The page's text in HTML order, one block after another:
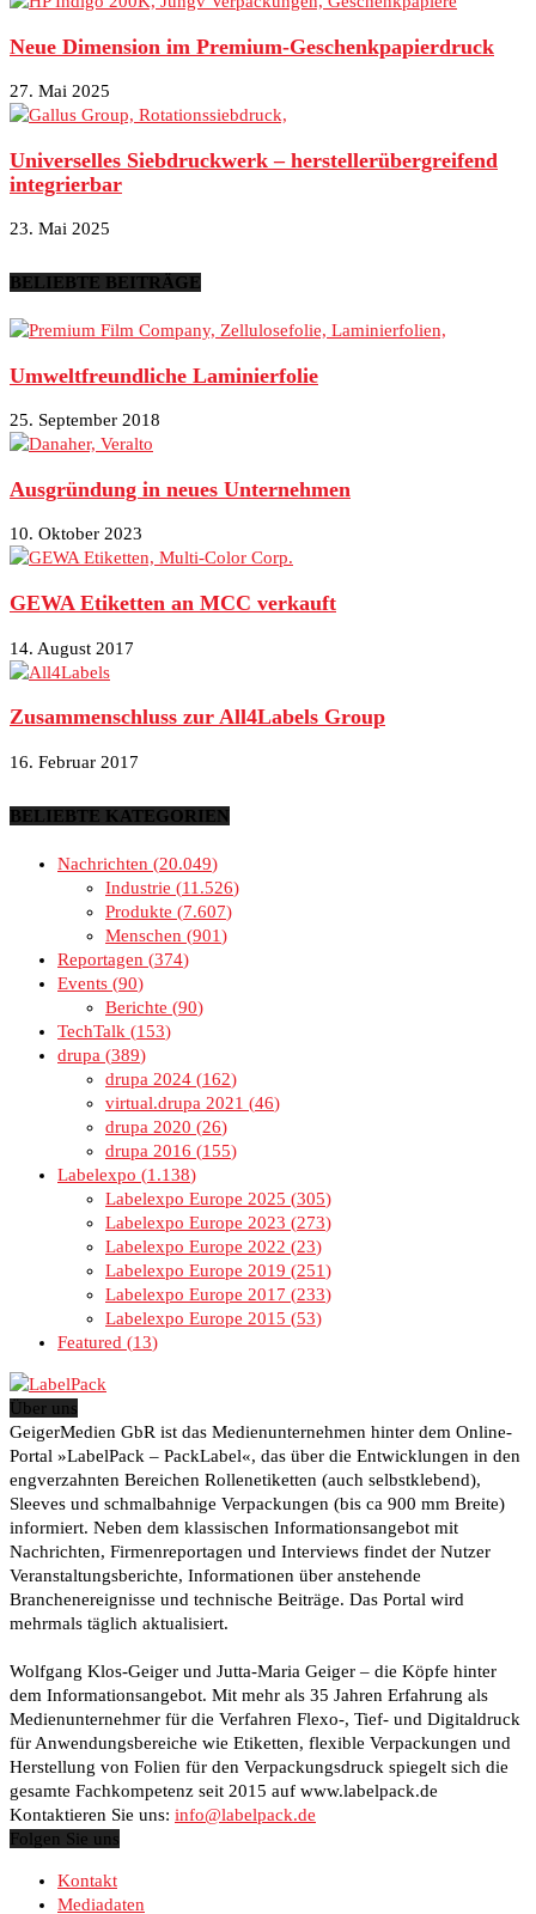
Neue Dimension im Premium-Geschenkpapierdruck
27. Mai 2025
Universelles Siebdruckwerk – herstellerübergreifend
integrierbar
23. Mai 2025
BELIEBTE BEITRÄGE
Umweltfreundliche Laminierfolie
25. September 2018
Ausgründung in neues Unternehmen
10. Oktober 2023
GEWA Etiketten an MCC verkauft
14. August 2017
Zusammenschluss zur All4Labels Group
16. Februar 2017
BELIEBTE KATEGORIEN
Nachrichten
20.049
Industrie
11.526
Produkte
7.607
Menschen
901
Reportagen
374
Events 90
Berichte
90
TechTalk
153
drupa
389
drupa 2024
162
virtual.drupa 2021
46
drupa 2020
26
drupa 2016
155
Labelexpo
1.138
Labelexpo Europe 2025
305
Labelexpo Europe 2023
273
Labelexpo Europe 2022
23
Labelexpo Europe 2019
251
Labelexpo Europe 2017
233
Labelexpo Europe 2015
53
Featured
13
Über uns
GeigerMedien GbR ist das Medienunternehmen hinter dem Online-
Portal »LabelPack – PackLabel«, das über die Entwicklungen in den
engverzahnten Bereichen Rollenetiketten (auch selbstklebend),
Sleeves und schmalbahnige Verpackungen (bis ca 900 mm Breite)
informiert. Neben dem klassischen Informationsangebot mit
Nachrichten, Firmenreportagen und Interviews findet der Nutzer
Veranstaltungsberichte, Informationen über anstehende
Branchenereignisse und technische Beiträge. Das Portal wird
mehrmals täglich aktualisiert.
Wolfgang Klos-Geiger und Jutta-Maria Geiger – die Köpfe hinter
dem Informationsangebot. Mit mehr als 35 Jahren Erfahrung als
Medienunternehmer für die Verfahren Flexo-, Tief- und Digitaldruck
für Anwendungsbereiche wie Etiketten, flexible Verpackungen und
Herstellung von Folien für den Verpackungsdruck spiegelt sich die
gesamte Fachkompetenz seit 2015 auf www.labelpack.de
Kontaktieren Sie uns: info@labelpack.de
Folgen Sie uns
Kontakt
Mediadaten